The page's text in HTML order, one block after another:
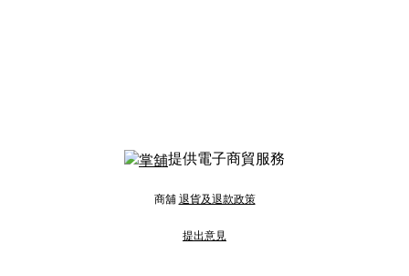
提供電子商貿服務
商舖 退貨及退款政策
提出意見